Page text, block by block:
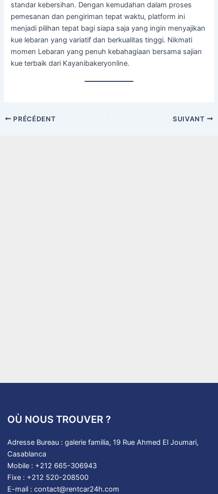
standar kebersihan. Dengan kemudahan dalam proses
pemesanan dan pengiriman tepat waktu, platform ini
menjadi pilihan tepat bagi siapa saja yang ingin menyajikan
kue lebaran yang variatif dan berkualitas tinggi. Nikmati
momen Lebaran yang penuh kebahagiaan bersama sajian
kue terbaik dari Kayanibakeryonline.
Navigation
PRÉCÉDENT SUIVANT
OÙ NOUS TROUVER ?
Adresse Bureau : galerie familia, 19 Rue Ahmed El Joumari,
Casablanca
Mobile : +212 665-306943
Fixe : +212 520-208500
E-mail : contact@rentcar24h.com